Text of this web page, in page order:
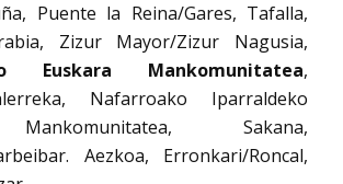
Puente la Reina/Gares, Tafalla,
Zizur Mayor/Zizur Nagusia,
Euskara Mankomunitatea,
Nafarroako Iparraldeko
Sakana,
Aezkoa, Erronkari/Roncal,